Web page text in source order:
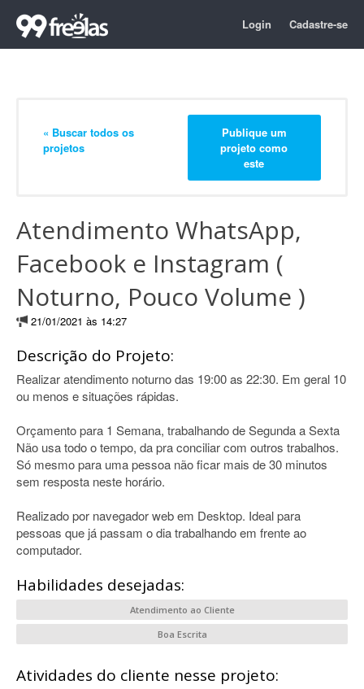
Login Cadastre-se
« Buscar todos os
projetos
Publique um
projeto como
este
Atendimento WhatsApp,
Facebook e Instagram (
Noturno, Pouco Volume )
21/01/2021 às 14:27
Descrição do Projeto:
Realizar atendimento noturno das 19:00 as 22:30. Em geral 10
ou menos e situações rápidas.
Orçamento para 1 Semana, trabalhando de Segunda a Sexta
Não usa todo o tempo, da pra conciliar com outros trabalhos.
Só mesmo para uma pessoa não ficar mais de 30 minutos
sem resposta neste horário.
Realizado por navegador web em Desktop. Ideal para
pessoas que já passam o dia trabalhando em frente ao
computador.
Habilidades desejadas:
Atendimento ao Cliente
Boa Escrita
Atividades do cliente nesse projeto: